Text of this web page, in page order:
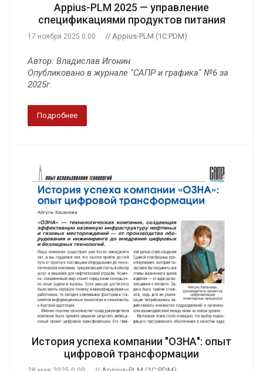
Appius-PLM 2025 — управление
спецификациями продуктов питания
17 ноября 2025 0:00 // Appius-PLM (1C:PDM)
Автор: Владислав Игонин
Опубликовано в журнале "САПР и графика" №6 за
2025г.
Подробнее
История успеха компании "ОЗНА": опыт
цифровой трансформации